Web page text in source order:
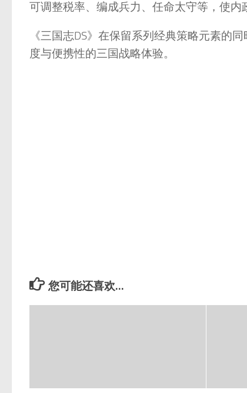
可调整税率、编成兵力、任命太守等，使内
《三国志DS》在保留系列经典策略元素的
度与便携性的三国战略体验。
您可能还喜欢...